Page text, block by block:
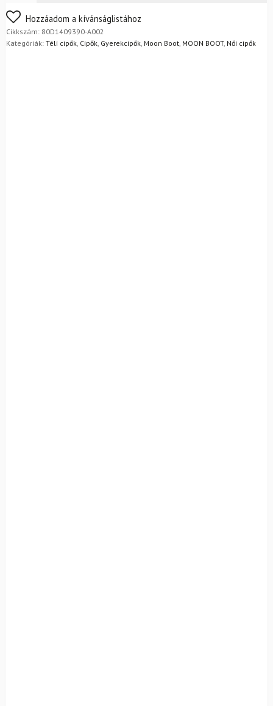
FoxPost
Nem biztos a választásában? Semmi gond – a terméket
egyszerűen visszaküldheti 14 napon belül, indoklás nélkül.
Mik a visszaküldés feltételei?
Hozzáadom a kívánságlistához
Cikkszám: 80D1409390-A002
Kategóriák: Téli cipők Cipők Gyerekcipők Moon Boot MOON BOOT, Női cipők